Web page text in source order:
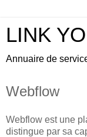
LINK
Annuaire de
Webflow
Webflow est une
distingue par sa